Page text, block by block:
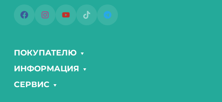
ПОКУПАТЕЛЮ
ИНФОРМАЦИЯ
СЕРВИС